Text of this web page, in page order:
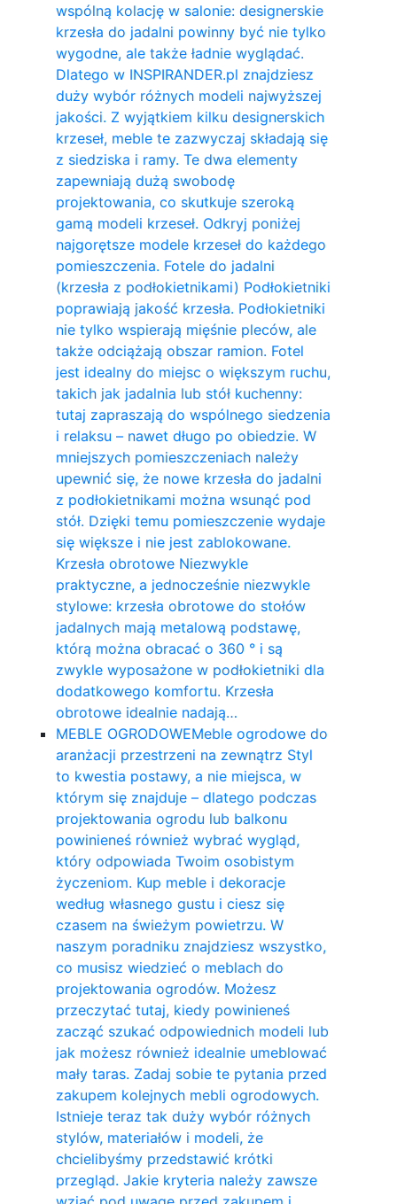
wspólną kolację w salonie: designerskie
krzesła do jadalni powinny być nie tylko
wygodne, ale także ładnie wyglądać.
Dlatego w INSPIRANDER.pl znajdziesz
duży wybór różnych modeli najwyższej
jakości. Z wyjątkiem kilku designerskich
krzeseł, meble te zazwyczaj składają się
z siedziska i ramy. Te dwa elementy
zapewniają dużą swobodę
projektowania, co skutkuje szeroką
gamą modeli krzeseł. Odkryj poniżej
najgorętsze modele krzeseł do każdego
pomieszczenia. Fotele do jadalni
(krzesła z podłokietnikami) Podłokietniki
poprawiają jakość krzesła. Podłokietniki
nie tylko wspierają mięśnie pleców, ale
także odciążają obszar ramion. ​Fotel
jest idealny do miejsc o większym ruchu,
takich jak jadalnia lub stół kuchenny:
tutaj zapraszają do wspólnego siedzenia
i relaksu – nawet długo po obiedzie. W
mniejszych pomieszczeniach należy
upewnić się, że nowe krzesła do jadalni
z podłokietnikami można wsunąć pod
stół. Dzięki temu pomieszczenie wydaje
się większe i nie jest zablokowane.
Krzesła obrotowe Niezwykle
praktyczne, a jednocześnie niezwykle
stylowe: krzesła obrotowe do stołów
jadalnych mają metalową podstawę,
którą można obracać o 360 ° i są
zwykle wyposażone w podłokietniki dla
dodatkowego komfortu. Krzesła
obrotowe idealnie nadają…
MEBLE OGRODOWEMeble ogrodowe do
aranżacji przestrzeni na zewnątrz Styl
to kwestia postawy, a nie miejsca, w
którym się znajduje – dlatego podczas
projektowania ogrodu lub balkonu
powinieneś również wybrać wygląd,
który odpowiada Twoim osobistym
życzeniom. Kup meble i dekoracje
według własnego gustu i ciesz się
czasem na świeżym powietrzu. W
naszym poradniku znajdziesz wszystko,
co musisz wiedzieć o meblach do
projektowania ogrodów. Możesz
przeczytać tutaj, kiedy powinieneś
zacząć szukać odpowiednich modeli lub
jak możesz również idealnie umeblować
mały taras. Zadaj sobie te pytania przed
zakupem kolejnych mebli ogrodowych.
Istnieje teraz tak duży wybór różnych
stylów, materiałów i modeli, że
chcielibyśmy przedstawić krótki
przegląd. Jakie kryteria należy zawsze